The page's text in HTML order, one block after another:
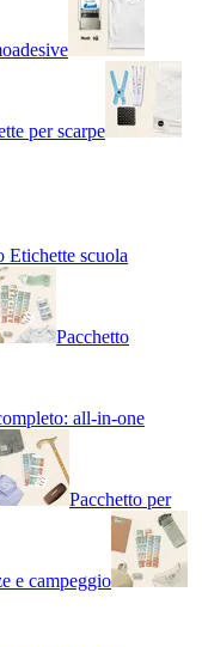
per scarpe
Etichette scuola
Pacchetto
all-in-one
Pacchetto per
e campeggio